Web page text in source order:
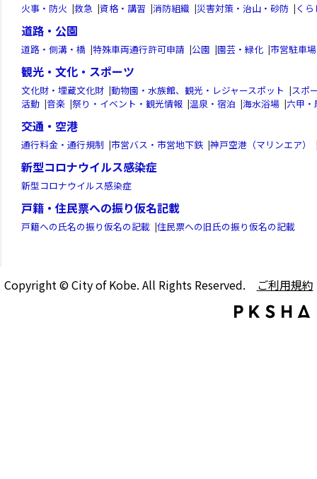
火事・防火 |救急 |資格・講習 |消防組織 |災害対策・治山・砂防 |く
道路・公園
道路・側溝・橋 |特殊車両通行許可申請 |公園 |園芸・緑化 |市営駐車
観光・文化・スポーツ
文化財・埋蔵文化財 |動物園・水族館、観光・レジャースポット |スポ
活動 |音楽 |祭り・イベント・観光情報 |温泉・宿泊 |海水浴場 |六甲
交通・空港
通行料金・通行規制 |市営バス・市営地下鉄 |神戸空港（マリンエア）
新型コロナウイルス感染症
新型コロナウイルス感染症
戸籍・住民票への振り仮名記載
戸籍への氏名の振り仮名の記載 |住民票への旧氏の振り仮名の記載
Copyright © City of Kobe. All Rights Reserved. ご利用規約